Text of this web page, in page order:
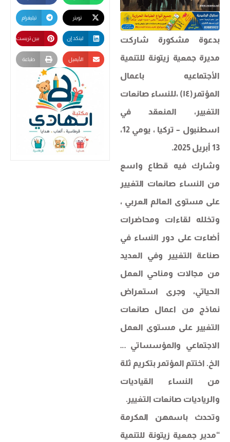
بدعوة مشكورة شاركت
مديرة جمعية زيتونة للتنمية
الأجتماعيه باعمال
المؤتمر(١٤) ،للنساء صانعات
التغيير، المنعقد في
اسطنبول – تركيا ، يومي 12،
وشارك فيه قطاع واسع
من النساء صانعات التغيير
على مستوى العالم العربي ،
وتخلله لقاءات ومحاضرات
أضاءت على دور النساء في
صناعة التغيير وفي العديد
من مجالات ومناحي العمل
الحياتي، وجرى استعراض
نماذج من اعمال صانعات
التغيير على مستوى العمل
الاجتماعي والمؤسساتي …
الخ. اختتم المؤتمر بتكريم ثلة
من النساء القياديات
والرياديات صانعات التغيير.
وتحدث باسمهن المكرمة
“مدير جمعية زيتونة للتنمية
تيليغرام
لينكد إن بين تريست
الأيميل طباعة